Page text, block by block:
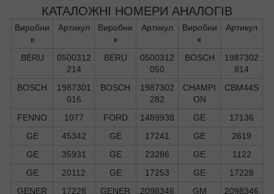
КАТАЛОЖНІ НОМЕРИ АНАЛОГІВ
Виробни
к
Артикул
Виробни
к
Артикул
Виробни
к
Артикул
BERU
0500312
214
BERU
0500312
050
BOSCH
1987302
814
BOSCH
1987301
016
BOSCH
1987302
282
CHAMPI
ON
CBM44S
FENNO 1077 FORD 1489938 GE
17136
GE
45342 GE 17241 GE
2619
GE
35931 GE 23286 GE
1122
GE
20112 GE 17253 GE
17228
GENER
17228 GENER 2098346 GM 2098346